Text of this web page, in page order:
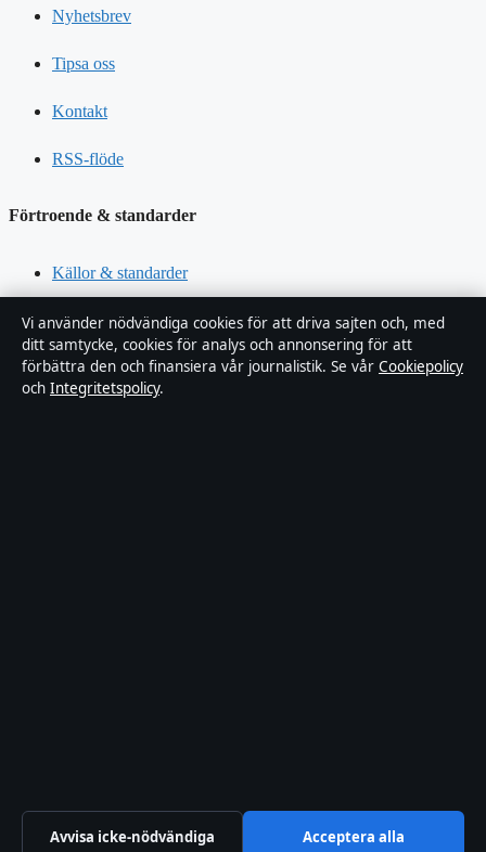
Nyhetsbrev
Tipsa oss
Kontakt
RSS-flöde
Förtroende & standarder
Källor & standarder
Redaktionell policy
Rättelsepolicy
Vi använder nödvändiga cookies för att driva sajten och, med
ditt samtycke, cookies för analys och annonsering för att
förbättra den och finansiera vår journalistik. Se vår Cookiepolicy
och Integritetspolicy.
Avvisa icke-nödvändiga Acceptera alla
WorldRSS